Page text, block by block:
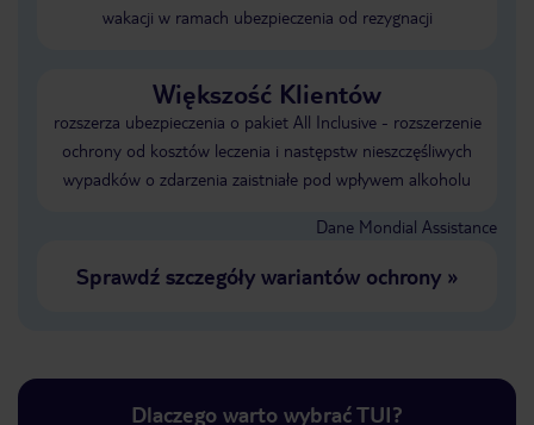
wakacji w ramach ubezpieczenia od rezygnacji
Większość Klientów
rozszerza ubezpieczenia o pakiet All Inclusive - rozszerzenie
ochrony od kosztów leczenia i następstw nieszczęśliwych
wypadków o zdarzenia zaistniałe pod wpływem alkoholu
Dane Mondial Assistance
Sprawdź szczegóły wariantów ochrony»
Dlaczego warto wybrać TUI?